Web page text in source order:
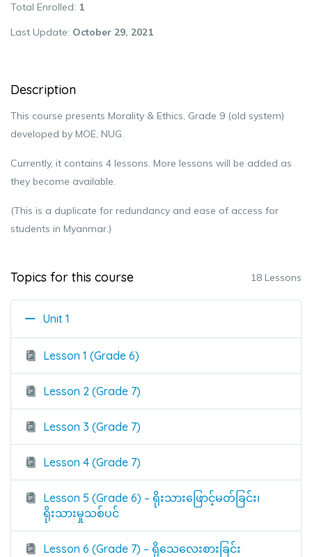
Total Enrolled 1
Last Update October 29, 2021
Description
This course presents Morality & Ethics, Grade 9 (old system)
developed by MOE, NUG.
Currently, it contains 4 lessons. More lessons will be added as
they become available.
(This is a duplicate for redundancy and ease of access for
students in Myanmar.)
Topics for this course 18 Lessons
Unit 1
Lesson 1 (Grade 6)
Lesson 2 (Grade 7)
Lesson 3 (Grade 7)
Lesson 4 (Grade 7)
Lesson 5 (Grade 6) – ရိုးသားဖြောင့်မတ်ခြင်း၊
ရိုးသားမှုသစ်ပင်
Lesson 6 (Grade 7) – ရိုသေလေးစားခြင်း